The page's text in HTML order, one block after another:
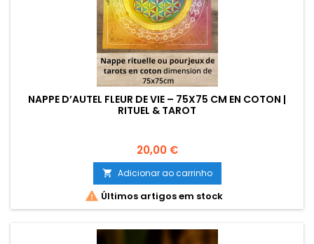
NAPPE D’AUTEL FLEUR DE VIE – 75X75 CM EN COTON |
RITUEL & TAROT
Preço
20,00 €
 Adicionar ao carrinho
 Últimos artigos em stock